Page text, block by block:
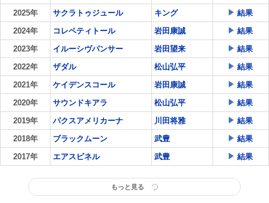
2025年
サクラトゥジュール キング
結果
2024年
コレペティトール 岩田康誠
結果
2023年
イルーシヴパンサー 岩田望来
結果
2022年
ザダル 松山弘平
結果
2021年
ケイデンスコール 岩田康誠
結果
2020年
サウンドキアラ 松山弘平
結果
2019年
パクスアメリカーナ 川田将雅
結果
2018年
ブラックムーン 武豊
結果
2017年
エアスピネル 武豊 結果
もっと見る